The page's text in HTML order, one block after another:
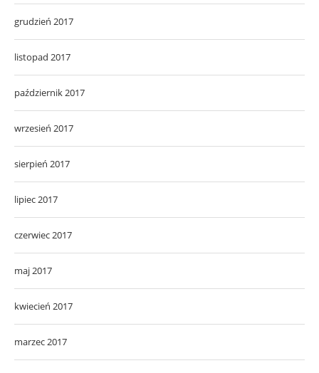
grudzień 2017
listopad 2017
październik 2017
wrzesień 2017
sierpień 2017
lipiec 2017
czerwiec 2017
maj 2017
kwiecień 2017
marzec 2017